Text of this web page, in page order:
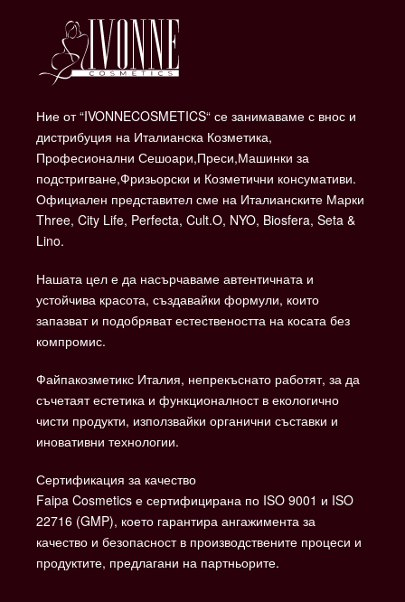
Ние от “IVONNECOSMETICS“ се занимаваме с внос и
дистрибуция на Италианска Козметика,
Професионални Сешоари,Преси,Машинки за
подстригване,Фризьорски и Козметични консумативи.
Официален представител сме на Италианските Марки
Three, City Life, Perfecta, Cult.O, NYO, Biosfera, Seta &
Lino.
Нашата цел е да насърчаваме автентичната и
устойчива красота, създавайки формули, които
запазват и подобряват естествеността на косата без
компромис.
Файпакозметикс Италия, непрекъснато работят, за да
съчетаят естетика и функционалност в екологично
чисти продукти, използвайки органични съставки и
иновативни технологии.
Сертификация за качество
Faipa Cosmetics е сертифицирана по ISO 9001 и ISO
22716 (GMP), което гарантира ангажимента за
качество и безопасност в производствените процеси и
продуктите, предлагани на партньорите.